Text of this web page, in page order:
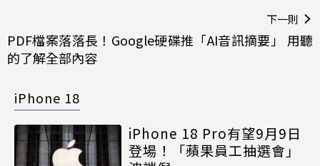
下一則
PDF檔案落落長！Google硬碟推「AI音訊摘要」 用聽
的了解全部內容
iPhone 18
iPhone 18 Pro有望9月9日
登場！「蘋果員工抽選會」